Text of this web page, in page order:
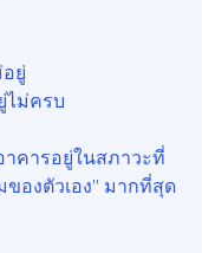
ยู่
ไม่ครบ
คารอยู่ในสภาวะที่
องตัวเอง” มากที่สุด